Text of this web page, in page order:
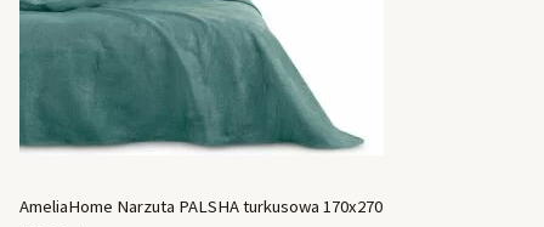
AmeliaHome Narzuta PALSHA turkusowa 170x270